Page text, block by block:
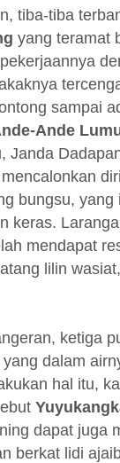
tiba-tiba
yang teramat
sampai
Ande
Janda
bungsu,
keras.
mendapat
lilin
ketiga
dalam
hal itu,
dapat juga
berkat lidi